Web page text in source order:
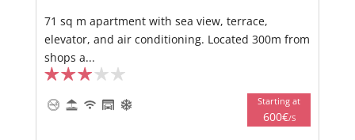
71 sq m apartment with sea view, terrace,
elevator, and air conditioning. Located 300m from
shops a...
Starting at
600€/S